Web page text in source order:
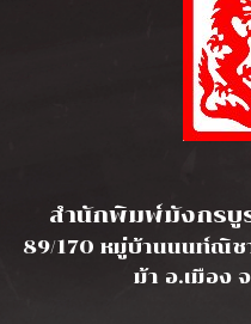
สำนักพิมพ์มังกรบู
89/170 หมู่บ้านนนท์ณิช
ม้า อ.เมือง